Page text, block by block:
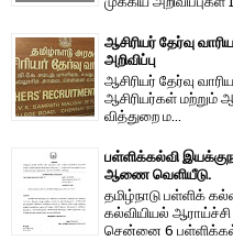
ஆசிரியர் தேர்வு
அறிவிப்பு
ஆசிரியர் தேர்வு
ஆசிரியர்​கள் மற்​றும்
வித்​துறை ம...
பள்ளிக்கல்வி
ஆணை வெளியீடு.
தமிழ்நாடு பள்ளிக்
கல்வியியல் ஆராய்ச்சி
சென்னை 6